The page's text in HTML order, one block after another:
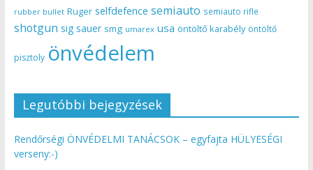
rubber bullet Ruger selfdefence semiauto semiauto rifle
shotgun sig sauer smg umarex usa öntöltő karabély öntöltő
pisztoly önvédelem
Legutóbbi bejegyzések
Rendőrségi ÖNVÉDELMI TANÁCSOK – egyfajta HÜLYESÉGI
verseny:-)